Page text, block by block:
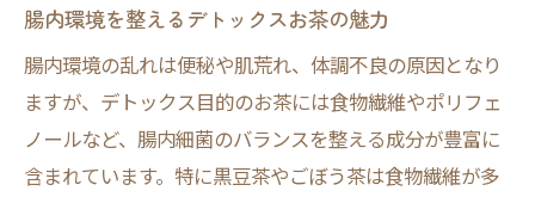
腸内環境を整えるデトックスお茶の魅力
腸内環境の乱れは便秘や肌荒れ、体調不良の原因となり
ますが、デトックス目的のお茶には食物繊維やポリフェ
ノールなど、腸内細菌のバランスを整える成分が豊富に
含まれています。特に黒豆茶やごぼう茶は食物繊維が多